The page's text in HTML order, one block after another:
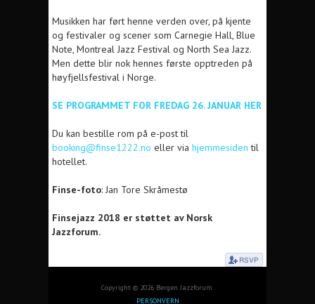
Musikken har ført henne verden over, på kjente
og festivaler og scener som Carnegie Hall, Blue
Note, Montreal Jazz Festival og North Sea Jazz.
Men dette blir nok hennes første opptreden på
høyfjellsfestival i Norge.
SE PROGRAMMET FOR FREDAG 26. JANUAR HER
Du kan bestille rom på e-post til
booking@finse1222.no eller via hjemmesiden til
hotellet.
Finse-foto: Jan Tore Skråmestø
Finsejazz 2018 er støttet av Norsk
Jazzforum.
Copyright © 2026 Bergen Jazzforum.
PERSONVERN